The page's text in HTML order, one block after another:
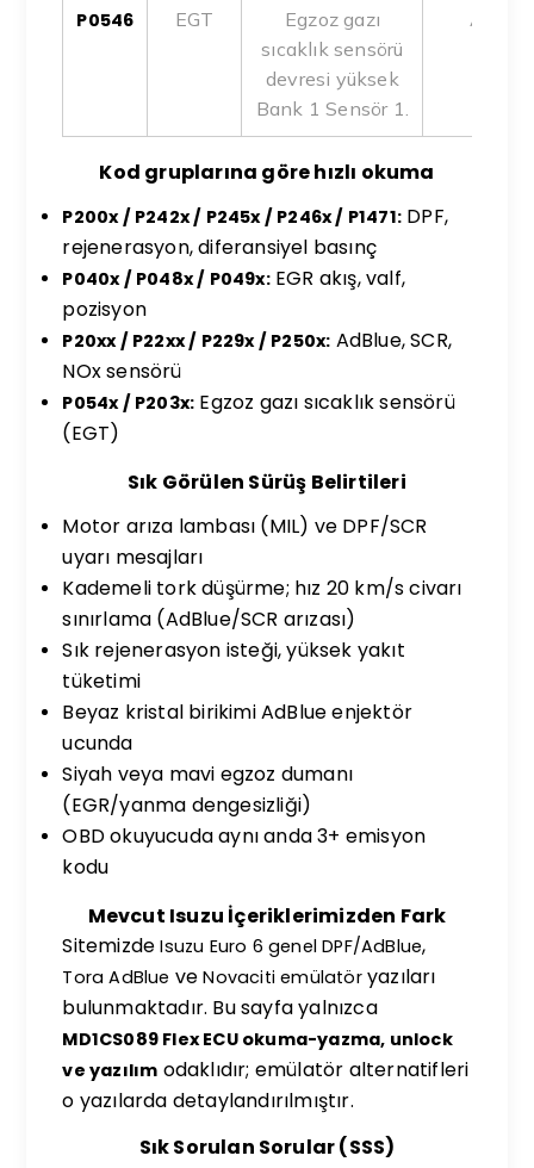
P0546 EGT
Egzoz gazı
sıcaklık sensörü
devresi yüksek
Bank 1 Sensör 1.
Aşırı
Kod gruplarına göre hızlı okuma
P200x / P242x / P245x / P246x / P1471: DPF,
rejenerasyon, diferansiyel basınç
P040x / P048x / P049x:EGR akış, valf,
pozisyon
P20xx / P22xx / P229x / P250x: AdBlue, SCR,
NOx sensörü
P054x / P203x: Egzoz gazı sıcaklık sensörü
(EGT)
Sık Görülen Sürüş Belirtileri
Motor arıza lambası (MIL) ve DPF/SCR
uyarı mesajları
Kademeli tork düşürme; hız 20 km/s civarı
sınırlama (AdBlue/SCR arızası)
Sık rejenerasyon isteği, yüksek yakıt
tüketimi
Beyaz kristal birikimi AdBlue enjektör
ucunda
Siyah veya mavi egzoz dumanı
(EGR/yanma dengesizliği)
OBD okuyucuda aynı anda 3+ emisyon
kodu
Mevcut Isuzu İçeriklerimizden Fark
SitemizdeIsuzu Euro 6 genel DPF/AdBlue,
Tora AdBlue veNovaciti emülatöryazıları
bulunmaktadır. Bu sayfa yalnızca
MD1CS089 Flex ECU okuma-yazma, unlock
ve yazılım odaklıdır; emülatör alternatifleri
o yazılarda detaylandırılmıştır.
Sık Sorulan Sorular (SSS)